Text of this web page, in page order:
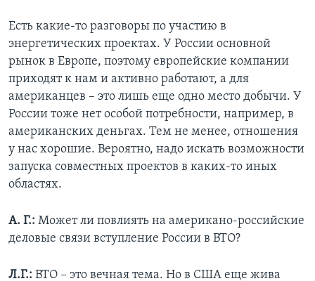
Есть какие-то разговоры по участию в
энергетических проектах. У России основной
рынок в Европе, поэтому европейские компании
приходят к нам и активно работают, а для
американцев – это лишь еще одно место добычи. У
России тоже нет особой потребности, например, в
американских деньгах. Тем не менее, отношения
у нас хорошие. Вероятно, надо искать возможности
запуска совместных проектов в каких-то иных
областях.
А. Г.: Может ли повлиять на американо-российские
деловые связи вступление России в ВТО?
Л.Г.: ВТО – это вечная тема. Но в США еще жива